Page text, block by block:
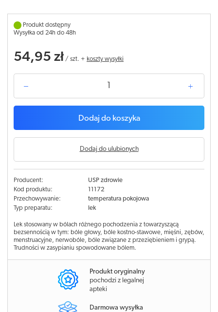
Produkt dostępny
Wysyłka od 24h do 48h
54,95 zł / szt. + koszty wysyłki
Dodaj do koszyka
Dodaj do ulubionych
Producent:
USP zdrowie
Kod produktu:
11172
Przechowywanie:
temperatura pokojowa
Typ preparatu:
lek
Lek stosowany w bólach różnego pochodzenia z towarzyszącą
bezsennością w tym: bóle głowy, bóle kostno-stawowe, mięśni, zębów,
menstruacyjne, nerwobóle, bóle związane z przeziębieniem i grypą.
Trudności w zasypianiu spowodowane bólem.
Produkt oryginalny
pochodzi z legalnej
apteki
Darmowa wysyłka